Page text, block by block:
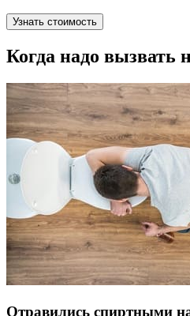
Узнать стоимость
Когда надо вызвать
Отравились спиртными